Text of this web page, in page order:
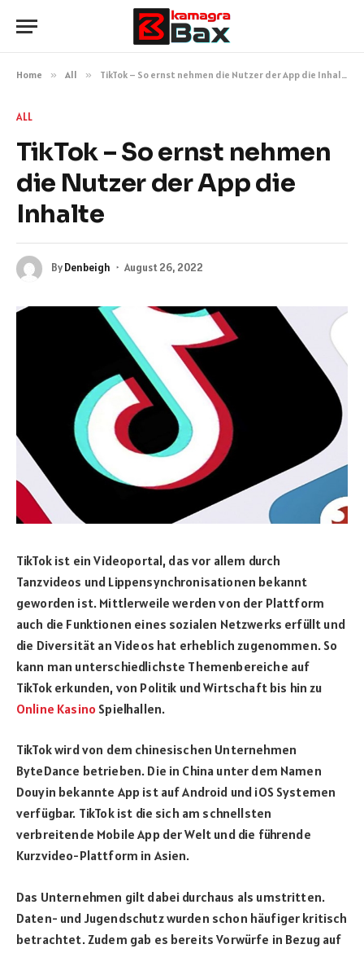
Home » All » TikTok – So ernst nehmen die Nutzer der App die Inhalte
ALL
TikTok – So ernst nehmen
die Nutzer der App die
Inhalte
ByDenbeigh August 26, 2022
TikTok ist ein Videoportal, das vor allem durch
Tanzvideos und Lippensynchronisationen bekannt
geworden ist. Mittlerweile werden von der Plattform
auch die Funktionen eines sozialen Netzwerks erfüllt und
die Diversität an Videos hat erheblich zugenommen. So
kann man unterschiedlichste Themenbereiche auf
TikTok erkunden, von Politik und Wirtschaft bis hin zu
Online Kasino Spielhallen.
TikTok wird von dem chinesischen Unternehmen
ByteDance betrieben. Die in China unter dem Namen
Douyin bekannte App ist auf Android und iOS Systemen
verfügbar. TikTok ist die sich am schnellsten
verbreitende Mobile App der Welt und die führende
Kurzvideo-Plattform in Asien.
Das Unternehmen gilt dabei durchaus als umstritten.
Daten- und Jugendschutz wurden schon häufiger kritisch
betrachtet. Zudem gab es bereits Vorwürfe in Bezug auf